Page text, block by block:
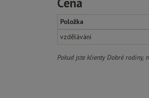
Položka
vzdělávání
Pokud jste klienty Dobré rodiny,